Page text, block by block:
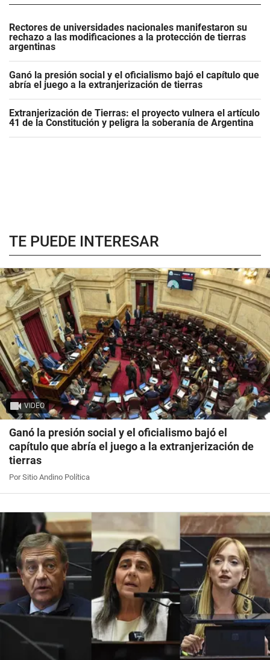
Rectores de universidades nacionales manifestaron su
rechazo a las modificaciones a la protección de tierras
argentinas
Ganó la presión social y el oficialismo bajó el capítulo que
abría el juego a la extranjerización de tierras
Extranjerización de Tierras: el proyecto vulnera el artículo
41 de la Constitución y peligra la soberanía de Argentina
TE PUEDE INTERESAR
VIDEO
Ganó la presión social y el oficialismo bajó el
capítulo que abría el juego a la extranjerización de
tierras
Por Sitio Andino Política